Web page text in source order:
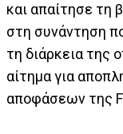
και απαίτησε τη
στη συνάντηση
τη διάρκεια της
αίτημα για
αποφάσεων της